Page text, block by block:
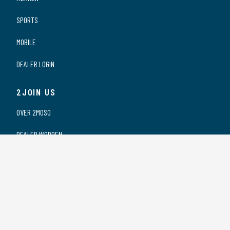
SPORTS
MOBILE
DEALER LOGIN
2JOIN US
OVER 2MOSO
DEALER WORDEN